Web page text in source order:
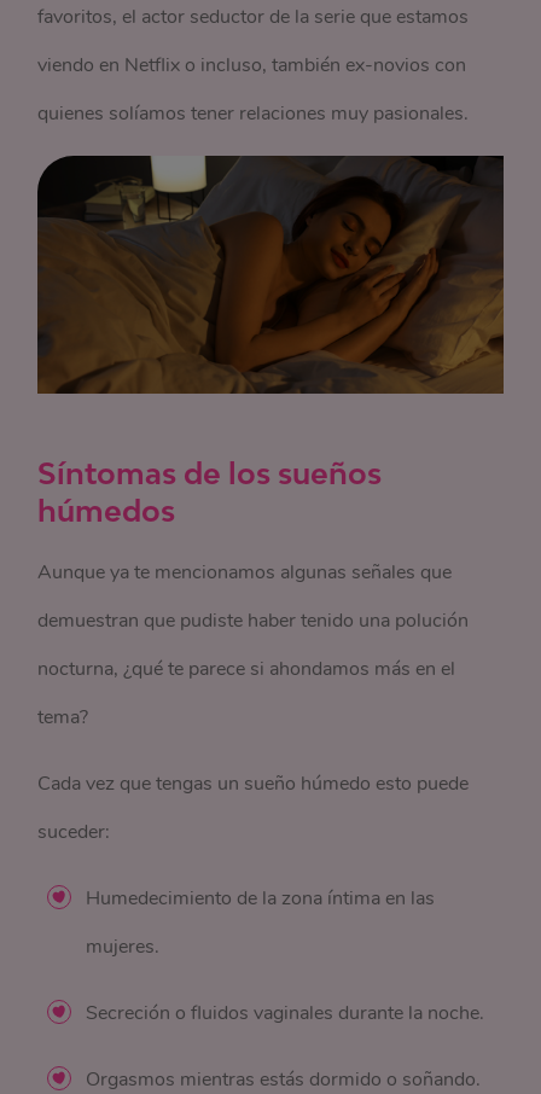
favoritos, el actor seductor de la serie que estamos
viendo en Netflix o incluso, también ex-novios con
quienes solíamos tener relaciones muy pasionales.
Síntomas de los sueños
húmedos
Aunque ya te mencionamos algunas señales que
demuestran que pudiste haber tenido una polución
nocturna, ¿qué te parece si ahondamos más en el
tema?
Cada vez que tengas un sueño húmedo esto puede
suceder:
Humedecimiento de la zona íntima en las
mujeres.
Secreción o fluidos vaginales durante la noche.
Orgasmos mientras estás dormido o soñando.